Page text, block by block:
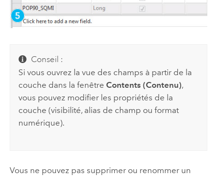
Conseil :
Si vous ouvrez la vue des champs à partir de la
couche dans la fenêtreContents (Contenu),
vous pouvez modifier les propriétés de la
couche (visibilité, alias de champ ou format
numérique).
Vous ne pouvez pas supprimer ou renommer un